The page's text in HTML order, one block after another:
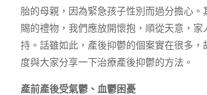
胎的母親，因為緊急孩子性別而過分擔心。
賜的禮物，我們應放開懷抱，順從天意，家
持。話雖如此，產後抑鬱的個案實在很多，
度與大家分享一下治療產後抑鬱的方法。
產前產後受氣鬱、血鬱困憂